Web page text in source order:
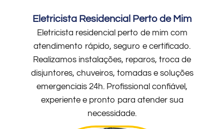
Eletricista Residencial Perto de Mim
Eletricista residencial perto de mim com
atendimento rápido, seguro e certificado.
Realizamos instalações, reparos, troca de
disjuntores, chuveiros, tomadas e soluções
emergenciais 24h. Profissional confiável,
experiente e pronto para atender sua
necessidade.